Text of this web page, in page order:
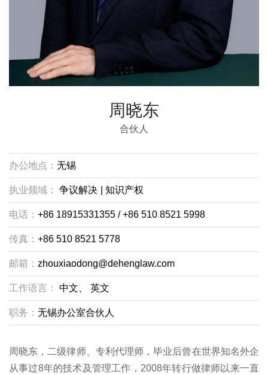
周晓东
合伙人
办公地点： 无锡
执业领域： 争议解决 知识产权
电话： +86 18915331355 / +86 510 8521 5998
传真： +86 510 8521 5778
邮箱： zhouxiaodong@dehenglaw.com
工作语言： 中文、 英文
职务： 无锡办公室合伙人
周晓东，二级律师、专利代理师，毕业后曾在世界知名外企
从事过8年的技术及管理工作，2008年转行做律师以来一直